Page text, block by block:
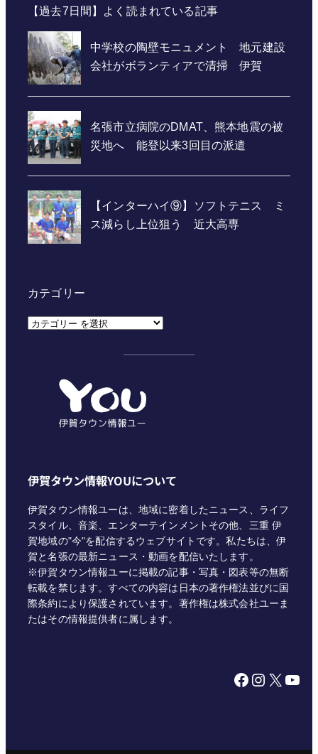
【過去7日間】よく読まれている記事
カテゴリー
カ
伊賀タウン情報YOUについて
伊賀タウン情報ユーは、地域に密着したニュース、ライフ
スタイル、音楽、エンターテインメントその他、三重 伊
賀地域の"今"を配信するウェブサイトです。私たちは、伊
賀と名張の最新ニュース・動画を配信いたします。
※伊賀タウン情報ユーに掲載の記事・写真・図表等の無断
転載を禁じます。すべての内容は日本の著作権法並びに国
際条約により保護されています。著作権は株式会社ユーま
たはその情報提供者に属します。
Facebook Instagram X YouTube